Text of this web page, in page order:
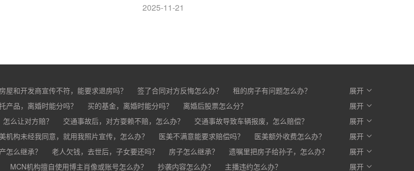
2025-11-21
屋和开发商宣传不符，能要求退房吗？ 签了合同对方反悔怎么办？
租的房子有问题怎么办？
题怎么办？ 买家跳单怎么办？ 购买的房子有抵押怎么办？ 开发商不交房怎么办?
展开
产品，离婚时能分吗？ 买的基金，离婚时能分吗？
离婚后股票怎么分？
展开
么让对方赔？ 交通事故后，对方耍赖不赔，怎么办？
交通事故导致车辆报废，怎么赔偿？
，怎么办？
展开
机构未经我同意，就用我照片宣传，怎么办？ 医美不满意能要求赔偿吗？
医美额外收费怎么办？
？ 手术失败怎么赔？
康复治疗费用高昂，医院说只赔一部分，剩下的怎么办？
展开
怎么继承？ 老人欠钱，去世后，子女要还吗？ 房子怎么继承？
遗嘱里把房子给孙子，怎么办？
展开
MCN机构擅自使用博主肖像或账号怎么办？ 抄袭内容怎么办？ 主播违约怎么办？ 展开